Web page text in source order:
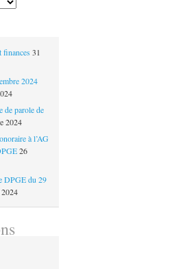
31
2024
de parole de
2024
à l’AG
26
DPGE du 29